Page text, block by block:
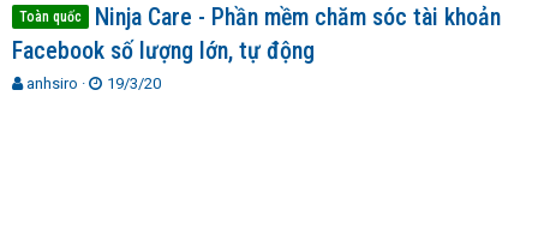
Toàn quốc
Ninja Care - Phần mềm chăm sóc tài khoản
Facebook số lượng lớn, tự động
T
anhsiro
N
19/3/20